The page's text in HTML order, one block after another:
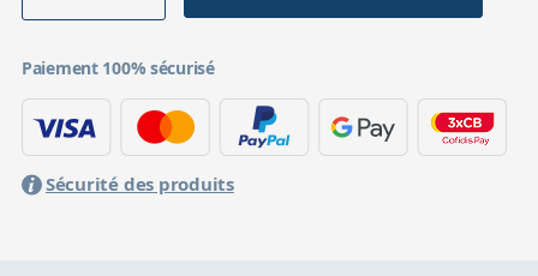
Paiement 100% sécurisé
Sécurité des produits